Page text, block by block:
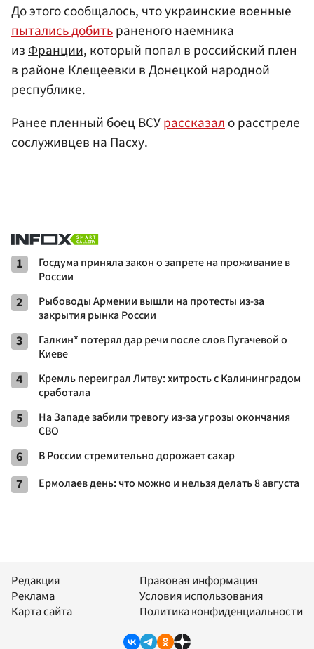
До этого сообщалось, что украинские военные
пытались добитьраненого наемника
изФранции, который попал в российский плен
в районе Клещеевки в Донецкой народной
республике.
Ранее пленный боец ВСУрассказало расстреле
сослуживцев на Пасху.
1
Госдума приняла закон о запрете на проживание в
России
2
Рыбоводы Армении вышли на протесты из-за
закрытия рынка России
3
Галкин* потерял дар речи после слов Пугачевой о
Киеве
4
Кремль переиграл Литву: хитрость с Калининградом
сработала
5
На Западе забили тревогу из-за угрозы окончания
СВО
6 В России стремительно дорожает сахар
7 Ермолаев день: что можно и нельзя делать 8 августа
Редакция
Реклама
Карта сайта
Правовая информация
Условия использования
Политика конфиденциальности